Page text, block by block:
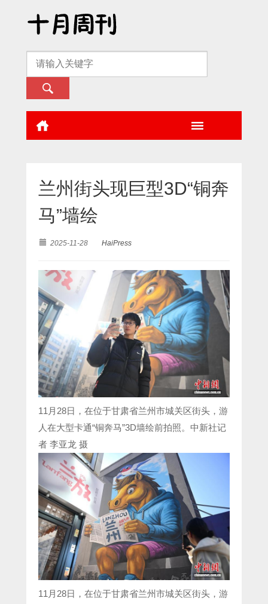
兰州街头现巨型3D“铜奔
马”墙绘
2025-11-28 HaiPress
11月28日，在位于甘肃省兰州市城关区街头，游
人在大型卡通“铜奔马”3D墙绘前拍照。中新社记
者 李亚龙 摄
11月28日，在位于甘肃省兰州市城关区街头，游